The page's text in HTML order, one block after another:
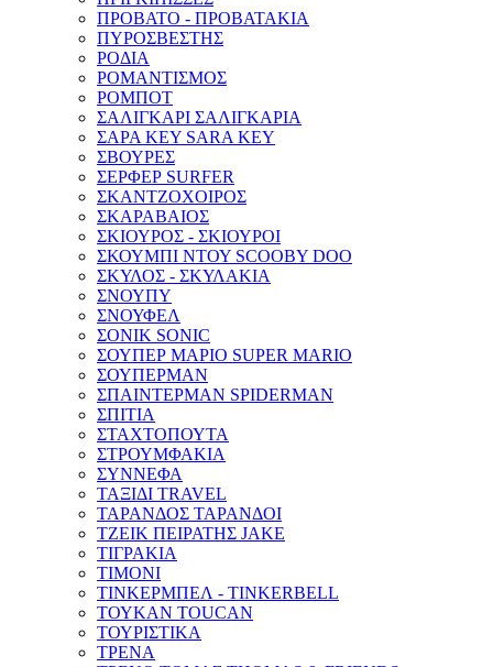
ΠΡΟΒΑΤΟ - ΠΡΟΒΑΤΑΚΙΑ
ΠΥΡΟΣΒΕΣΤΗΣ
ΡΟΔΙΑ
ΡΟΜΑΝΤΙΣΜΟΣ
ΡΟΜΠΟΤ
ΣΑΛΙΓΚΑΡΙ ΣΑΛΙΓΚΑΡΙΑ
ΣΑΡΑ ΚΕΥ SARA KEY
ΣΒΟΥΡΕΣ
ΣΕΡΦΕΡ SURFER
ΣΚΑΝΤΖΟΧΟΙΡΟΣ
ΣΚΑΡΑΒΑΙΟΣ
ΣΚΙΟΥΡΟΣ - ΣΚΙΟΥΡΟΙ
ΣΚΟΥΜΠΙ ΝΤΟΥ SCOOBY DOO
ΣΚΥΛΟΣ - ΣΚΥΛΑΚΙΑ
ΣΝΟΥΠΥ
ΣΝΟΥΦΕΛ
ΣΟΝΙΚ SONIC
ΣΟΥΠΕΡ ΜΑΡΙΟ SUPER MARIO
ΣΟΥΠΕΡΜΑΝ
ΣΠΑΙΝΤΕΡΜΑΝ SPIDERMAN
ΣΠΙΤΙΑ
ΣΤΑΧΤΟΠΟΥΤΑ
ΣΤΡΟΥΜΦΑΚΙΑ
ΣΥΝΝΕΦΑ
ΤΑΞΙΔΙ TRAVEL
ΤΑΡΑΝΔΟΣ ΤΑΡΑΝΔΟΙ
ΤΖΕΙΚ ΠΕΙΡΑΤΗΣ JAKE
ΤΙΓΡΑΚΙΑ
ΤΙΜΟΝΙ
ΤΙΝΚΕΡΜΠΕΛ - ΤINKERBELL
ΤΟΥΚΑΝ TOUCAN
ΤΟΥΡΙΣΤΙΚΑ
ΤΡΕΝΑ